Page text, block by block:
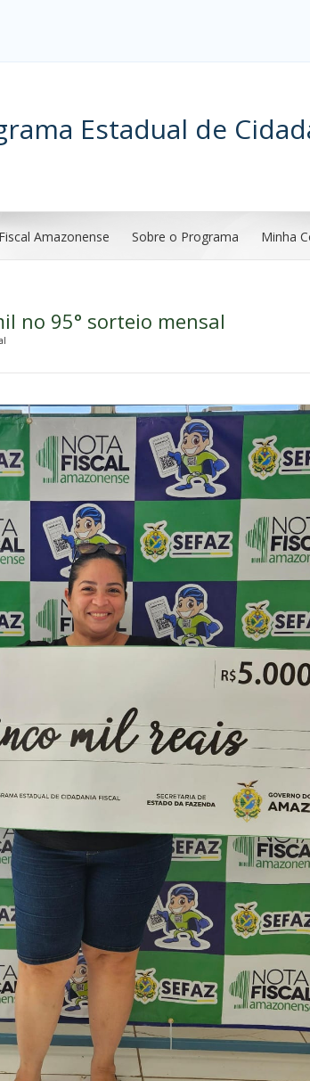
Estadual de
Amazonense Sobre o Programa Minha
no 95° sorteio mensal